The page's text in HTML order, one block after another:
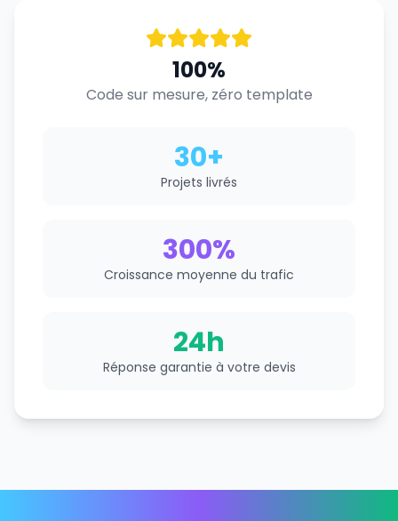
100%
Code sur mesure, zéro template
30+
Projets livrés
300%
Croissance moyenne du trafic
24h
Réponse garantie à votre devis